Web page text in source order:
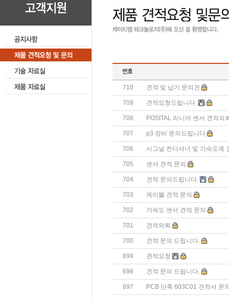
710 견적 및 납기 문의건
709 견적요청드립니다.
708 POSITAL 리니어 센서 견적의
707 p3 장비 문의드립니다
706 시그널 컨디셔너 및 가속도계
705 센서 견적 문의
704 견적 문의드립니다.
703 케이블 견적 문의
702 가속도 센서 견적 문의
701 견적의뢰
700 견적 문의 드립니다.
699 견적요청
698 견적 문의 드립니다.
697 PCB 단축 603C01 견적서 문